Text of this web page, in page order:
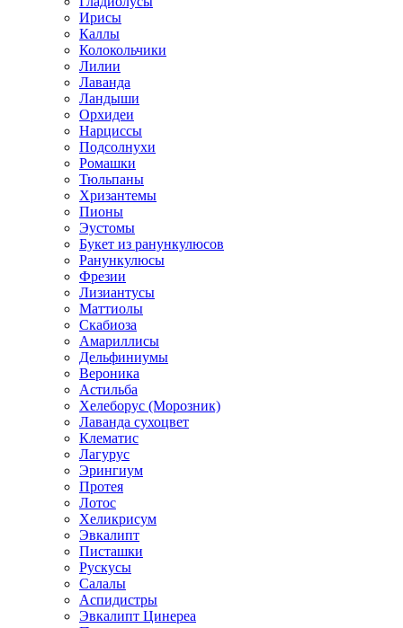
Ирисы
Каллы
Колокольчики
Лилии
Лаванда
Ландыши
Орхидеи
Нарциссы
Подсолнухи
Ромашки
Тюльпаны
Хризантемы
Пионы
Эустомы
Букет из ранункулюсов
Ранункулюсы
Фрезии
Лизиантусы
Маттиолы
Скабиоза
Амариллисы
Дельфиниумы
Вероника
Астильба
Хелеборус (Морозник)
Лаванда сухоцвет
Клематис
Лагурус
Эрингиум
Протея
Лотос
Хеликрисум
Эвкалипт
Писташки
Рускусы
Салалы
Аспидистры
Эвкалипт Цинереа